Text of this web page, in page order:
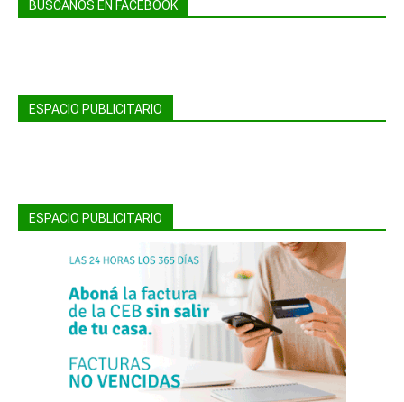
BUSCANOS EN FACEBOOK
ESPACIO PUBLICITARIO
ESPACIO PUBLICITARIO